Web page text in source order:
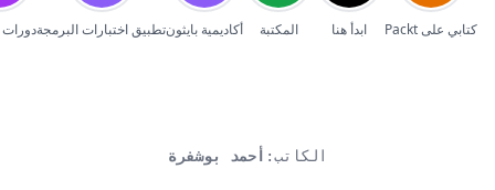
كتابي على Packt ابدأ هنا المكتبة أكاديمية بايثونتطبيق اختبارات البرمجةدورات
الكاتب: أحمد بوشفرة